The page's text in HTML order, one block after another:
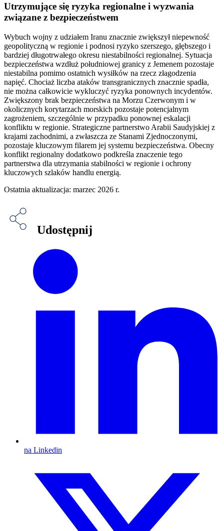
Utrzymujące się ryzyka regionalne i wyzwania
związane z bezpieczeństwem
Wybuch wojny z udziałem Iranu znacznie zwiększył niepewność
geopolityczną w regionie i podnosi ryzyko szerszego, głębszego i
bardziej długotrwałego okresu niestabilności regionalnej. Sytuacja
bezpieczeństwa wzdłuż południowej granicy z Jemenem pozostaje
niestabilna pomimo ostatnich wysiłków na rzecz złagodzenia
napięć. Chociaż liczba ataków transgranicznych znacznie spadła,
nie można całkowicie wykluczyć ryzyka ponownych incydentów.
Zwiększony brak bezpieczeństwa na Morzu Czerwonym i w
okolicznych korytarzach morskich pozostaje potencjalnym
zagrożeniem, szczególnie w przypadku ponownej eskalacji
konfliktu w regionie. Strategiczne partnerstwo Arabii Saudyjskiej z
krajami zachodnimi, a zwłaszcza ze Stanami Zjednoczonymi,
pozostaje kluczowym filarem jej systemu bezpieczeństwa. Obecny
konflikt regionalny dodatkowo podkreśla znaczenie tego
partnerstwa dla utrzymania stabilności w regionie i ochrony
kluczowych szlaków handlu energią.
Ostatnia aktualizacja: marzec 2026 r.
Udostępnij
na Linkedin